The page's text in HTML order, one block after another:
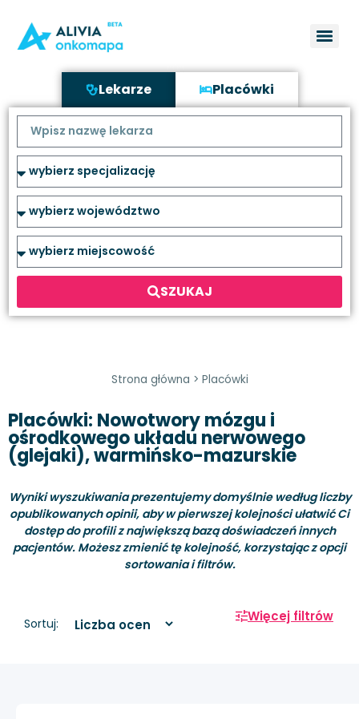
Lekarze Placówki
SZUKAJ
Strona główna > Placówki
Placówki: Nowotwory mózgu i
ośrodkowego układu nerwowego
(glejaki), warmińsko-mazurskie
Wyniki wyszukiwania prezentujemy domyślnie według liczby
opublikowanych opinii, aby w pierwszej kolejności ułatwić Ci
dostęp do profili z największą bazą doświadczeń innych
pacjentów. Możesz zmienić tę kolejność, korzystając z opcji
sortowania i filtrów.
Sortuj: Więcej filtrów